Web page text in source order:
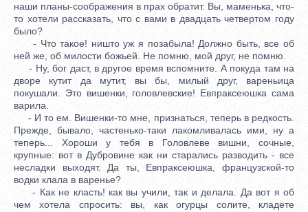
наши планы-соображения в прах обратит. Вы, маменька, что-
то хотели рассказать, что с вами в двадцать четвертом году
было?
- Что такое! ништо уж я позабыла! Должно быть, все об
ней же, об милости божьей. Не помню, мой друг, не помню.
- Ну, бог даст, в другое время вспомните. А покуда там на
дворе кутит да мутит, вы бы, милый друг, вареньица
покушали. Это вишенки, головлевские! Евпраксеюшка сама
варила.
- И то ем. Вишенки-то мне, признаться, теперь в редкость.
Прежде, бывало, частенько-таки лакомливалась ими, ну а
теперь... Хороши у тебя в Головлеве вишни, сочные,
крупные: вот в Дубровине как ни старались разводить - все
несладки выходят. Да ты, Евпраксеюшка, французской-то
водки клала в варенье?
- Как не класть! как вы учили, так и делала. Да вот я об
чем хотела спросить: вы, как огурцы солите, кладете